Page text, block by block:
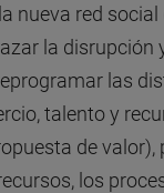
nueva red social
la disrupción
las
talento y
de valor),
los